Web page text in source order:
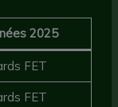
2025
FET
FET